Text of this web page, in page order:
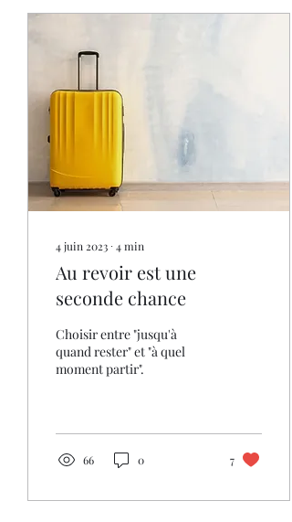
4 juin 2023 ∙ 4min
Au revoir est une
seconde chance
Choisir entre "jusqu'à
quand rester" et "à quel
moment partir".
66 0 7